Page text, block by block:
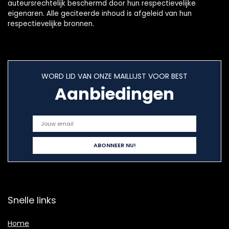
auteursrechtelijk beschermd door hun respectievelijke
eigenaren. Alle geciteerde inhoud is afgeleid van hun
respectievelijke bronnen.
WORD LID VAN ONZE MAILLIJST VOOR BEST
Aanbiedingen
Snelle links
Home